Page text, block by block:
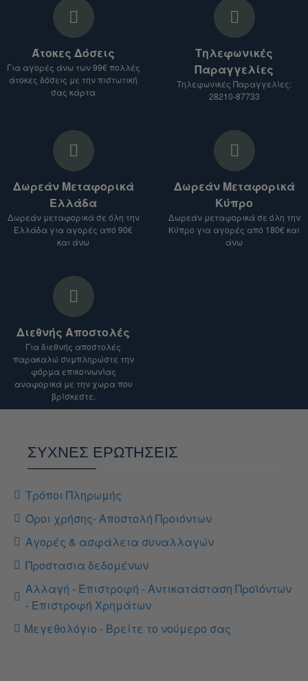
Άτοκες Δόσεις
Για αγορές άνω των 99€ πολλές
άτοκες δόσεις με την πιστωτική
σας κάρτα
Τηλεφωνικές
Παραγγελίες
Τηλεφωνικές Παραγγελίες:
28210-87733
Δωρεάν Μεταφορικά
Ελλάδα
Δωρεάν μεταφορικά σε όλη την
Ελλάδα για αγορές από 90€
και άνω
Δωρεάν Μεταφορικά
Κύπρο
Δωρεάν μεταφορικά σε όλη την
Κύπρο για αγορές από 180€ και
άνω
Διεθνής Αποστολές
Για διεθνής αποστολές
παρακαλώ συμπληρώστε την
φόρμα επικοινωνίας
αναφορικά με την χωρα που
βρίσκεστε.
ΣΥΧΝΕΣ ΕΡΩΤΗΣΕΙΣ
Τρόποι Πληρωμής
Όροι χρήσης- Αποστολή Προιόντων
Αγορές & ασφάλεια συναλλαγών
Προστασια δεδομένων
Αλλαγή - Επιστροφή - Αντικατάσταση Προϊόντων
- Επιστροφή Χρημάτων
Μεγεθολόγιο - Βρείτε το νούμερο σας